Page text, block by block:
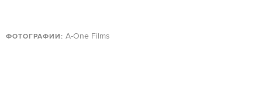
ФОТОГРАФИИ: A-One Films